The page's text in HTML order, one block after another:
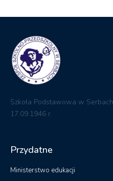
Przydatne
Ministerstwo edukacji
Kuratorium Oświaty
Biuletyn informacji Publicznej
Dziennik elektroniczny
Kontakt
Telefon: +48 (76) 833 13 13